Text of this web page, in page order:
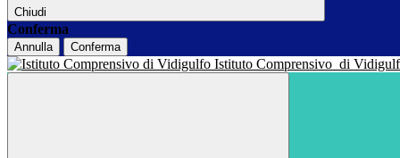
Chiudi
Conferma
Annulla Conferma
Istituto Comprensivo di